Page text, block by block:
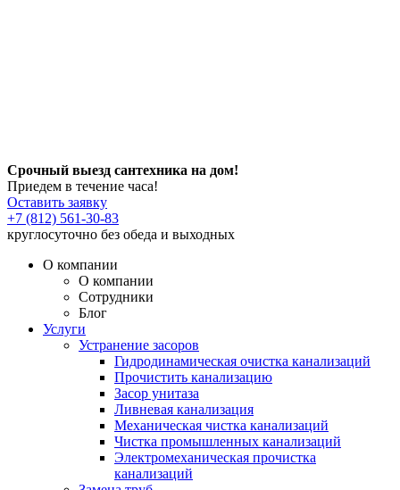
Срочный выезд сантехника на дом!
Приедем в течение часа!
Оставить заявку
+7 (812) 561-30-83
круглосуточно без обеда и выходных
О компании
О компании
Сотрудники
Блог
Услуги
Устранение засоров
Гидродинамическая очистка канализаций
Прочистить канализацию
Засор унитаза
Ливневая канализация
Механическая чистка канализаций
Чистка промышленных канализаций
Электромеханическая прочистка
канализаций